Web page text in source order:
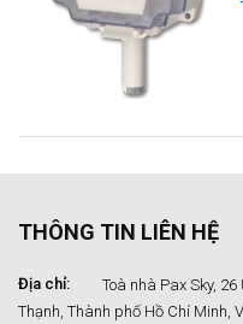
THÔNG TIN LIÊN HỆ
Địa chỉ:
Toà nhà Pax Sky,
Thạnh, Thành phố Hồ Chí Minh,